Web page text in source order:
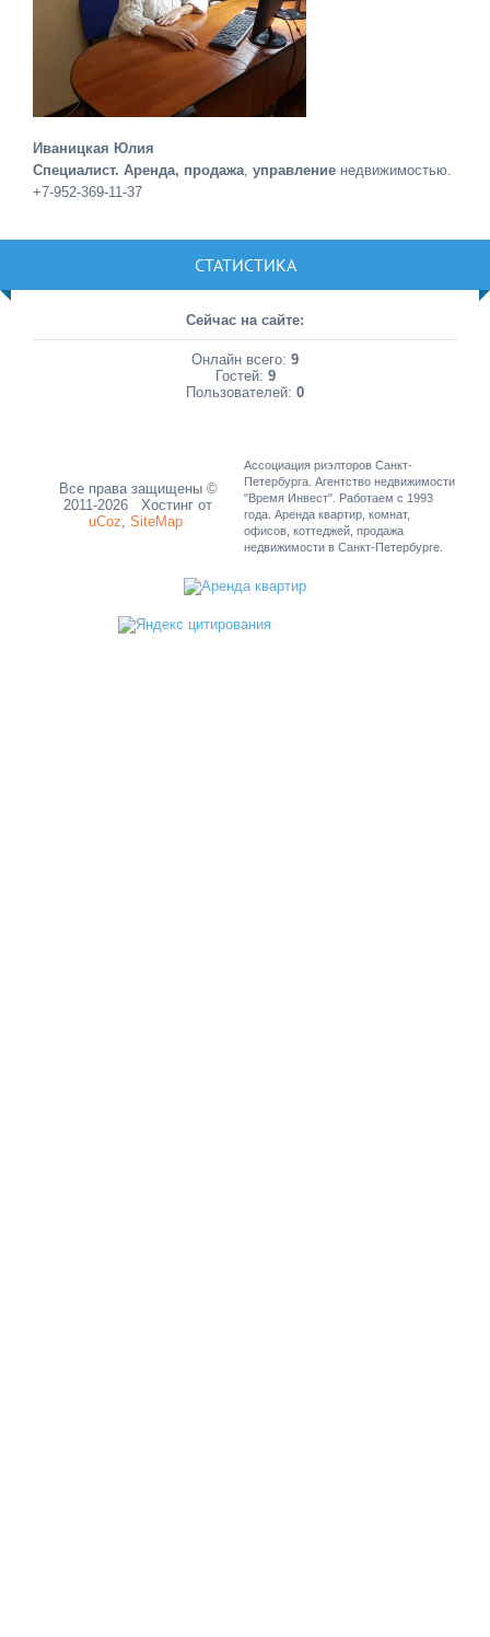
Иваницкая Юлия
Специалист. Аренда, продажа управление недвижимостью.
+7-952-369-11-37
СТАТИСТИКА
Сейчас на сайте:
Онлайн всего: 9
Гостей: 9
Пользователей: 0
Все права защищены ©
2011-2026 Хостинг от
uCoz SiteMap
Ассоциация риэлторов Санкт-
Петербурга. Агентство недвижимости
"Время Инвест". Работаем с 1993
года. Аренда квартир, комнат,
офисов, коттеджей, продажа
недвижимости в Санкт-Петербурге.